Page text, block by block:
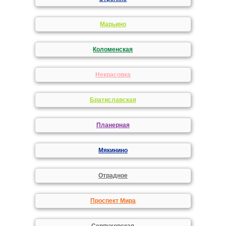
Марьино
Коломенская
Некрасовка
Братиславская
Планерная
Мякинино
Отрадное
Проспект Мира